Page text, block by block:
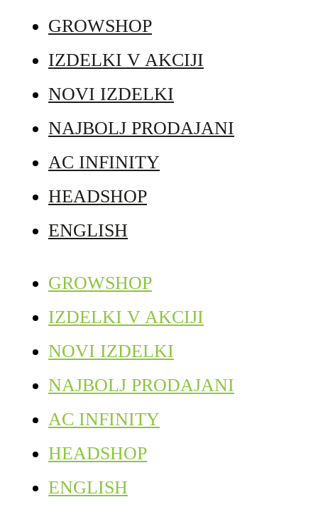
GROWSHOP
IZDELKI V AKCIJI
NOVI IZDELKI
NAJBOLJ PRODAJANI
AC INFINITY
HEADSHOP
ENGLISH
GROWSHOP
IZDELKI V AKCIJI
NOVI IZDELKI
NAJBOLJ PRODAJANI
AC INFINITY
HEADSHOP
ENGLISH